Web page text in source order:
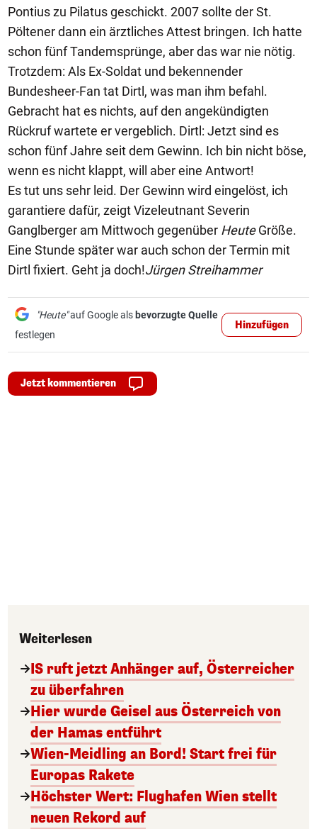
Pontius zu Pilatus geschickt. 2007 sollte der St.
Pöltener dann ein ärztliches Attest bringen. Ich hatte
schon fünf Tandemsprünge, aber das war nie nötig.
Trotzdem: Als Ex-Soldat und bekennender
Bundesheer-Fan tat Dirtl, was man ihm befahl.
Gebracht hat es nichts, auf den angekündigten
Rückruf wartete er vergeblich. Dirtl: Jetzt sind es
schon fünf Jahre seit dem Gewinn. Ich bin nicht böse,
wenn es nicht klappt, will aber eine Antwort!
Es tut uns sehr leid. Der Gewinn wird eingelöst, ich
garantiere dafür, zeigt Vizeleutnant Severin
Ganglberger am Mittwoch gegenüber HeuteGröße.
Eine Stunde später war auch schon der Termin mit
Dirtl fixiert. Geht ja doch!Jürgen Streihammer
"Heute"auf Google als bevorzugte Quelle
festlegen
Hinzufügen
Jetzt kommentieren
Weiterlesen
IS ruft jetzt Anhänger auf, Österreicher
zu überfahren
Hier wurde Geisel aus Österreich von
der Hamas entführt
Wien-Meidling an Bord! Start frei für
Europas Rakete
Höchster Wert: Flughafen Wien stellt
neuen Rekord auf